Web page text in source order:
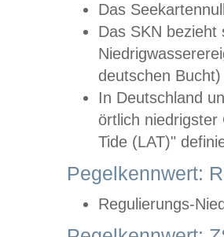
Das
Das SKN
deutschen
In Deutschland
örtlich
Tide (LAT)"
Pegelkennwert:
Regulierungs-